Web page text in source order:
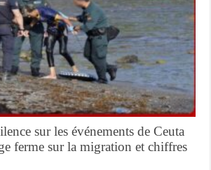
sur les événements de Ceuta
ferme sur la migration et chiffres